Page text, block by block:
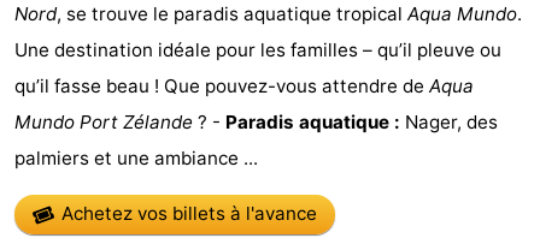
Port
Greve
-
Port
Zélande
-
Resort
Haamstede
-
Résidence
-
Nord, se trouve le paradis aquatique tropical Aqua Mundo.
Une destination idéale pour les familles – qu’il pleuve ou
qu’il fasse beau ! Que pouvez-vous attendre de Aqua
Mundo Port Zélande ? - Paradis aquatique : Nager, des
palmiers et une ambiance ...
Achetez vos billets à l'avance